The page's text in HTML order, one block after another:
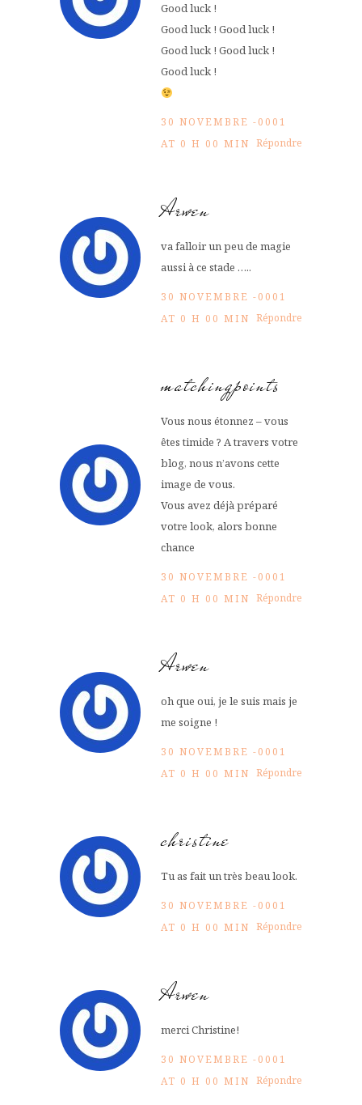
Good luck !
Good luck ! Good luck !
Good luck ! Good luck !
Good luck !
30 NOVEMBRE -0001
AT 0 H 00 MIN Répondre
Arwen
va falloir un peu de magie
aussi à ce stade …..
30 NOVEMBRE -0001
AT 0 H 00 MIN Répondre
matchingpoints
Vous nous étonnez – vous
êtes timide ? A travers votre
blog, nous n’avons cette
image de vous.
Vous avez déjà préparé
votre look, alors bonne
chance
30 NOVEMBRE -0001
AT 0 H 00 MIN Répondre
Arwen
oh que oui, je le suis mais je
me soigne !
30 NOVEMBRE -0001
AT 0 H 00 MIN Répondre
christine
Tu as fait un très beau look.
30 NOVEMBRE -0001
AT 0 H 00 MIN Répondre
Arwen
merci Christine!
30 NOVEMBRE -0001
AT 0 H 00 MIN Répondre